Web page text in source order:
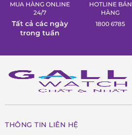
MUA HÀNG ONLINE
24/7
Tất cả các ngày
trong tuần
HOTLINE BÁN
HÀNG
1800 6785
THÔNG TIN LIÊN HỆ